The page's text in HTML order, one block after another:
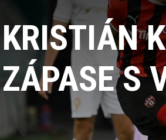
KRISTIÁN
ZÁPASE S